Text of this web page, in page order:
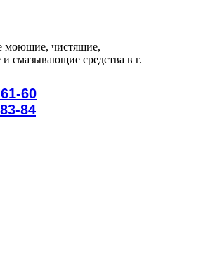
моющие, чистящие,
смазывающие средства в г.
60
84